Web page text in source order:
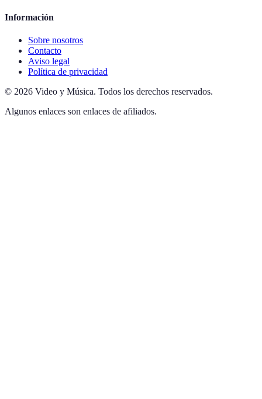
Información
Sobre nosotros
Contacto
Aviso legal
Política de privacidad
© 2026 Video y Música. Todos los derechos reservados.
Algunos enlaces son enlaces de afiliados.